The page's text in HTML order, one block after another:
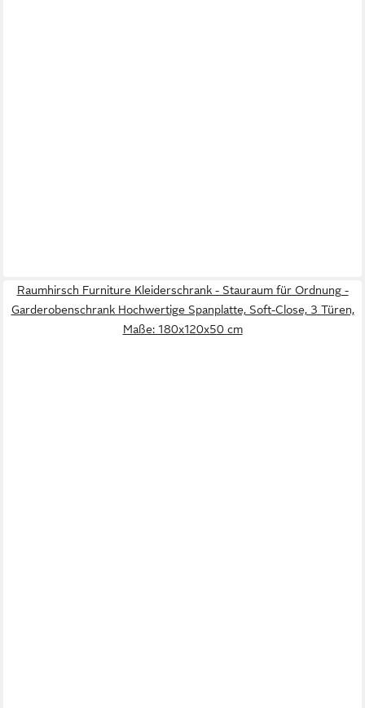
Raumhirsch Furniture Kleiderschrank - Stauraum für Ordnung -
Garderobenschrank Hochwertige Spanplatte, Soft-Close, 3 Türen,
Maße: 180x120x50 cm